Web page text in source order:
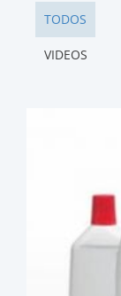
TODOS
VIDEOS